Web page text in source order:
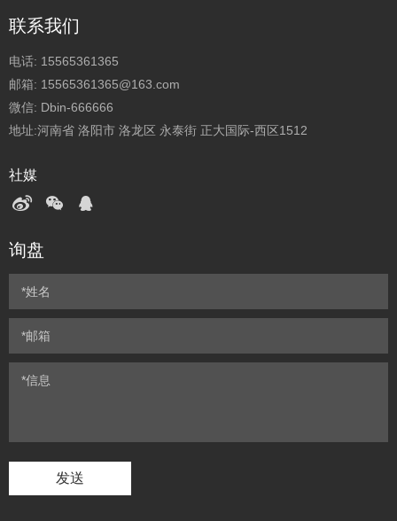
联系我们
电话: 15565361365
邮箱: 15565361365@163.com
微信: Dbin-666666
地址:河南省 洛阳市 洛龙区 永泰街 正大国际-西区1512
社媒
询盘
发送